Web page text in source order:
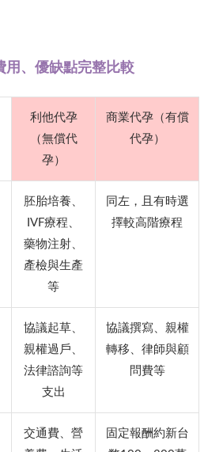
用、優缺點完整比較
利他代孕
（無償代
孕）
商業代孕（有償
代孕）
胚胎培養、
IVF療程、
藥物注射、
產檢與生產
等
同左，且有時選
擇較高階療程
協議起草、
親權過戶、
法律諮詢等
支出
協議撰寫、親權
轉移、律師與顧
問費等
交通費、營
固定報酬約新台